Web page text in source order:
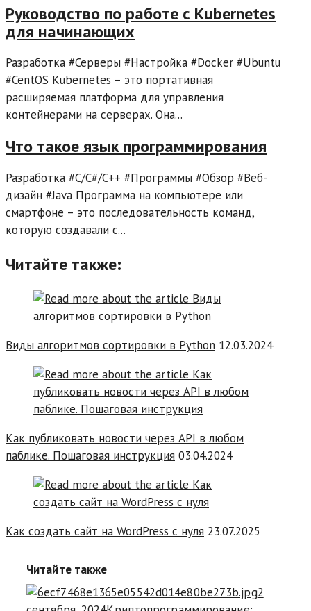
Руководство по работе с Kubernetes
для начинающих
Разработка #Серверы #Настройка #Docker #Ubuntu
#CentOS Kubernetes – это портативная
расширяемая платформа для управления
контейнерами на серверах. Она...
Что такое язык программирования
Разработка #C/C#/C++ #Программы #Обзор #Веб-
дизайн #Java Программа на компьютере или
смартфоне – это последовательность команд,
которую создавали с...
Читайте также:
Виды алгоритмов сортировки в Python 12.03.2024
Как публиковать новости через API в любом
паблике. Пошаговая инструкция 03.04.2024
Как создать сайт на WordPress с нуля 23.07.2025
Читайте также
2